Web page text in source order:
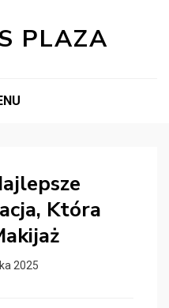
PLAZA
Która
2025